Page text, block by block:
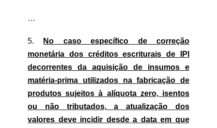
…
5.
No caso específico de correção
monetária dos créditos escriturais de IPI
decorrentes da aquisição de insumos e
matéria-prima utilizados na fabricação de
produtos sujeitos à alíquota zero, isentos
ou não tributados, a atualização dos
valores deve incidir desde a data em que